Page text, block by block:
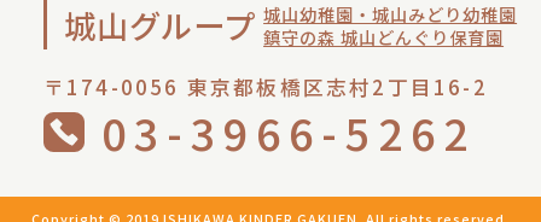
城山グループ 城山幼稚園・城山みどり幼稚園
鎮守の森 城山どんぐり保育園
〒174-0056 東京都板橋区志村2丁目16-2
03-3966-5262